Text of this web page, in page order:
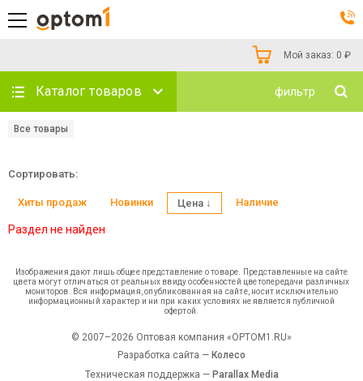
Мой заказ: 0 ₽
Каталог товаров фильтр
Все товары
Сортировать:
Хиты продаж Новинки Цена ↓ Наличие
Раздел не найден
Изображения дают лишь общее представление о товаре. Представленные на сайте
цвета могут отличаться от реальных ввиду особенностей цветопередачи различных
мониторов. Вся информация, опубликованная на сайте, носит исключительно
информационный характер и ни при каких условиях не является публичной
офертой.
© 2007–2026 Оптовая компания «OPTOM1.RU»
Разработка сайта — Колесо
Техническая поддержка — Parallax Media